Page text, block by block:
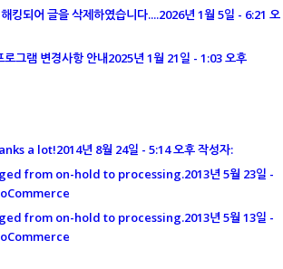
킹되어 글을 삭제하였습니다....2026년 1월 5일 - 6:21 오
그램 변경사항 안내2025년 1월 21일 - 1:03 오후
a lot!2014년 8월 24일 - 5:14 오후 작성자:
from on-hold to processing.2013년 5월 23일 -
from on-hold to processing.2013년 5월 13일 -